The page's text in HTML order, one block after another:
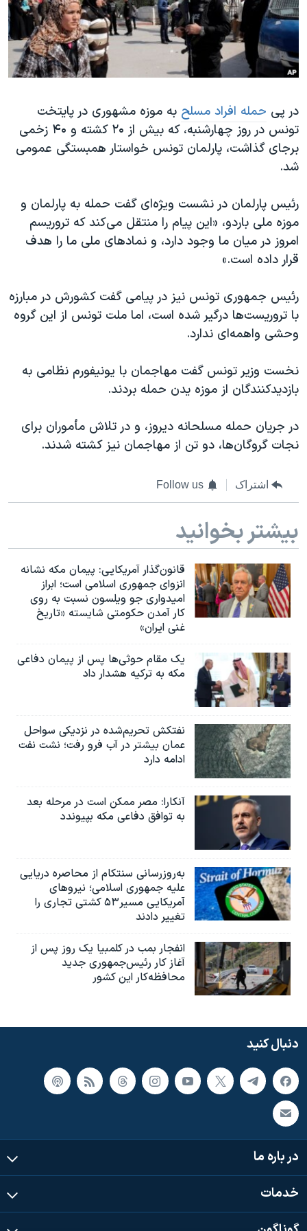
فرهنگ و زندگی
حقوق شهروندی
اقتصادی
اسرائیل در جنگ
گالری عکس
مستندها
انتخابات ریاست جمهوری آمریکا ۲۰۲۴
حمله جمهوری اسلامی به اسرائیل
ورزش زنان در ایران
اعتراضات زن، زندگی، آزادی
دادگاه حمید نوری
چهل سال گروگان‌گیری
قانون شفافیت دارائی کادر رهبری ایران
اسرائیل در جنگ
نرگس محمدی برنده جایزه نوبل صلح
صفحه‌های ویژه
دنبال کنید
زبانهای مختلفدر پی حمله افراد مسلح به موزه مشهوری در پایتخت
تونس در روز چهارشنبه، که بیش از ۲۰ کشته و ۴۰ زخمی
برجای گذاشت، پارلمان تونس خواستار همبستگی عمومی
شد.
رئیس پارلمان در نشست ویژه‌ای گفت حمله به پارلمان و
موزه ملی باردو، «این پیام را منتقل می‌کند که تروریسم
امروز در میان ما وجود دارد، و نمادهای ملی ما را هدف
قرار داده است.»
رئیس جمهوری تونس نیز در پیامی گفت کشورش در مبارزه
با تروریست‌ها درگیر شده است، اما ملت تونس از این گروه
وحشی واهمه‌ای ندارد.
نخست وزیر تونس گفت مهاجمان با یونیفورم نظامی به
بازدیدکنندگان از موزه یدن‌ حمله بردند.
در جریان حمله مسلحانه دیروز، و در تلاش مأموران برای
نجات گروگان‌ها، دو تن از مهاجمان نیز کشته شدند.
اشتراک Follow us
بیشتر بخوانید
قانون‌گذار آمریکایی: پیمان مکه نشانه
انزوای جمهوری اسلامی است؛ ابراز
امیدواری جو ویلسون نسبت به روی
کار آمدن حکومتی شایسته «تاریخ
غنی ایران»
یک مقام حوثی‌ها پس از پیمان دفاعی
مکه به ترکیه هشدار داد
نفتکش تحریم‌شده در نزدیکی سواحل
عمان بیشتر در آب فرو رفت؛ نشت نفت
ادامه دارد
آنکارا: مصر ممکن است در مرحله بعد
به توافق دفاعی مکه بپیوندد
به‌روزرسانی سنتکام از محاصره دریایی
علیه جمهوری اسلامی؛ نیروهای
آمریکایی مسیر۵۳ کشتی تجاری را
تغییر دادند
انفجار بمب‌‌ در کلمبیا یک روز پس از
آغاز کار رئیس‌جمهوری جدید
محافظه‌کار این کشور
دنبال کنید
در باره ما
خدمات